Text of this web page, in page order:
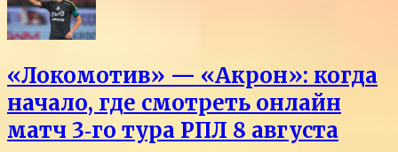
«Локомотив» — «Акрон»: когда
начало, где смотреть онлайн
матч 3‑го тура РПЛ 8 августа